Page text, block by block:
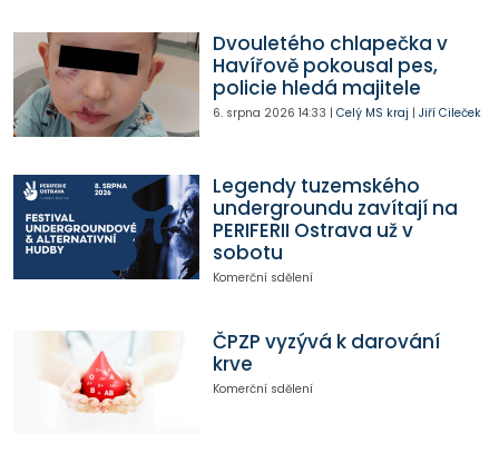
Dvouletého chlapečka v
Havířově pokousal pes,
policie hledá majitele
6. srpna 2026 14:33 | Celý MS kraj | Jiří Cileček
Legendy tuzemského
undergroundu zavítají na
PERIFERII Ostrava už v
sobotu
Komerční sdělení
ČPZP vyzývá k darování
krve
Komerční sdělení